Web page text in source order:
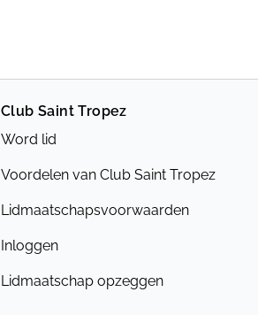
Club Saint Tropez
Word lid
Voordelen van Club Saint Tropez
Lidmaatschapsvoorwaarden
Inloggen
Lidmaatschap opzeggen